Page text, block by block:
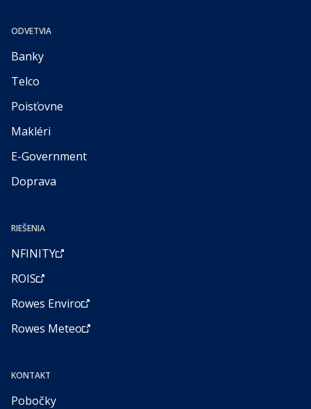
ODVETVIA
Banky
Telco
Poisťovne
Makléri
E-Government
Doprava
RIEŠENIA
NFINITY
ROIS
Rowes Enviro
Rowes Meteo
KONTAKT
Pobočky